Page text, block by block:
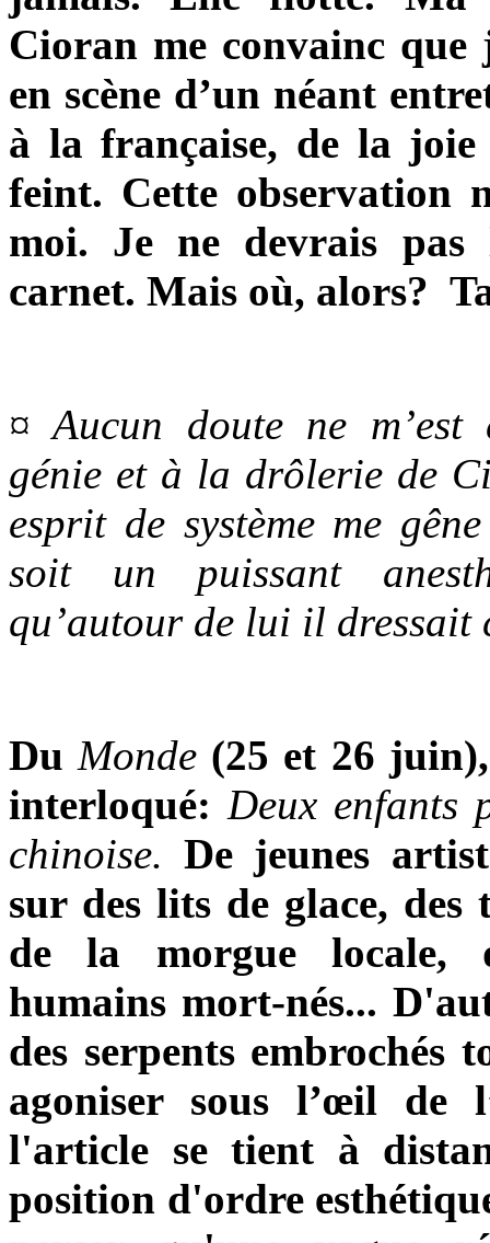
Cioran me convainc que
en scène d’un néant
à la française, de la joie
feint. Cette observation
moi. Je ne devrais pas
carnet. Mais où, alors?
¤ Aucun doute ne
génie et à la drôlerie de
esprit de système me
soit un puissant
qu’autour de lui il dressait
DuMonde (25 et 26
interloqué: Deux enfants
chinoise.De jeunes
sur des lits de glace, des
de la morgue locale,
humains mort-nés...
des serpents embrochés
agoniser sous l’œil de
l'article se tient à
position d'ordre